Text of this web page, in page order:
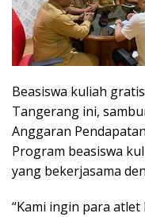
Beasiswa kuliah
Tangerang ini,
Anggaran
Program beasiswa
yang bekerjasama
“Kami ingin para